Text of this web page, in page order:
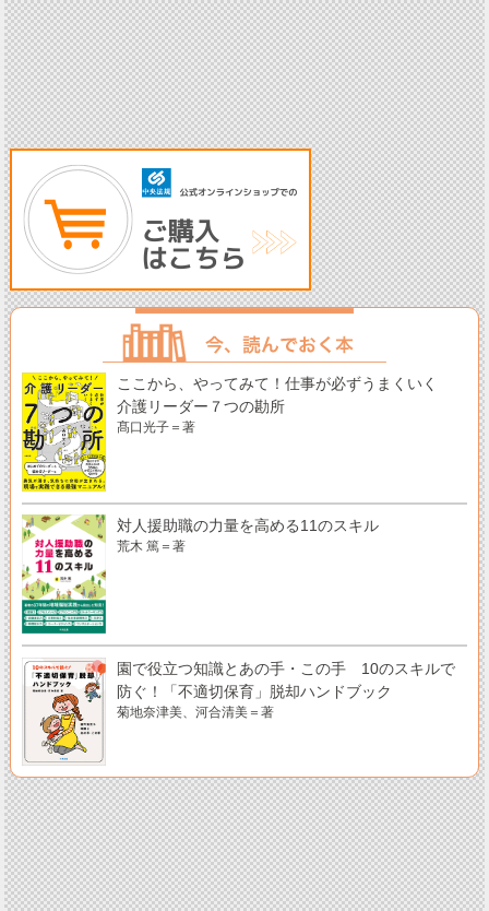
ここから、やってみて！仕事が必ずうまくいく
介護リーダー７つの勘所
髙口光子＝著
対人援助職の力量を高める11のスキル
荒木 篤＝著
園で役立つ知識とあの手・この手 10のスキルで
防ぐ！「不適切保育」脱却ハンドブック
菊地奈津美、河合清美＝著